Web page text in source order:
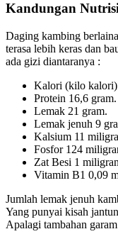
Kandungan
Daging kambing
terasa lebih keras dan
ada gizi diantaranya :
Kalori (kilo kalori)
Protein 16,6 gram.
Lemak 21 gram.
Lemak jenuh 9
Kalsium 11
Fosfor 124
Zat Besi 1
Vitamin B1 0,09
Jumlah lemak jenuh
Yang punyai kisah
Apalagi tambahan